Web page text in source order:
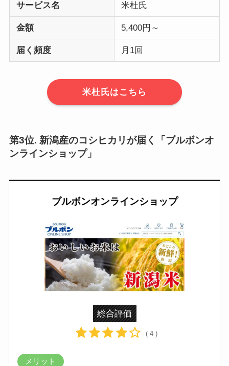
サービス名 米杜氏
金額 5,400円～
届く頻度 月1回
米杜氏はこちら
第3位. 新潟産のコシヒカリが届く「ブルボンオ
ンラインショップ」
ブルボンオンラインショップ
総合評価
( 4 )
メリット